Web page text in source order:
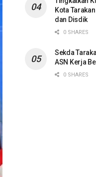
Kota
dan Disdik
0 SHARES
Sekda
ASN Kerja
0 SHARES